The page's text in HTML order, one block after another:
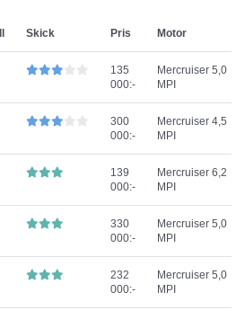
Skick Pris Motor
135
000:-
Mercruiser 5,0
MPI
300
000:-
Mercruiser 4,5
MPI
139
000:-
Mercruiser 6,2
MPI
330
000:-
Mercruiser 5,0
MPI
232
000:-
Mercruiser 5,0
MPI